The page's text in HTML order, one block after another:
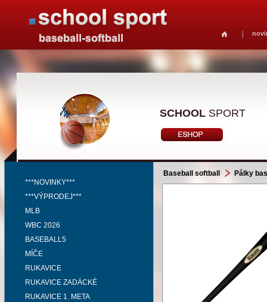
SCHOOL SPORT
***NOVINKY***
***VÝPRODEJ***
MLB
WBC 2026
BASEBALL5
MÍČE
RUKAVICE
RUKAVICE ZADÁCKÉ
RUKAVICE 1. META
Baseball softball Pálky